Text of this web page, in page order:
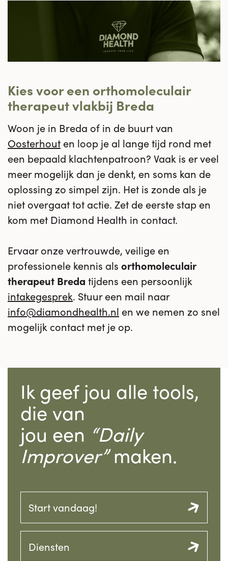
Kies voor een orthomoleculair
therapeut vlakbij Breda
Woon je in Breda of in de buurt van
Oosterhout en loop je al lange tijd rond met
een bepaald klachtenpatroon? Vaak is er veel
meer mogelijk dan je denkt, en soms kan de
oplossing zo simpel zijn. Het is zonde als je
niet overgaat tot actie. Zet de eerste stap en
kom met Diamond Health in contact.
Ervaar onze vertrouwde, veilige en
professionele kennis als orthomoleculair
therapeut Breda tijdens een persoonlijk
intakegesprek. Stuur een mail naar
info@diamondhealth.nl en we nemen zo snel
mogelijk contact met je op.
Ik geef jou alle tools,
die van
jou een “Daily
Improver”maken.
Start vandaag!
Diensten